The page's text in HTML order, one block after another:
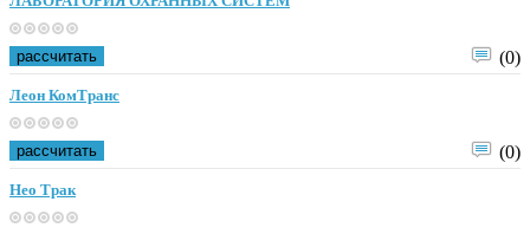
(0)
рассчитать
Леон КомТранс
(0)
рассчитать
Нео Трак